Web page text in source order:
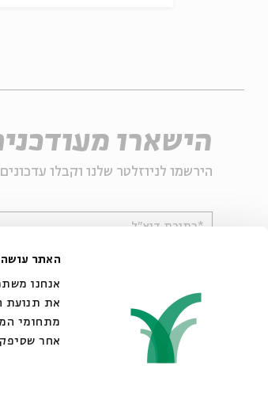
האתר עושה
את תנועת
מתחומי
אחר
הישארו
הירשמו לניוזלטר שלנו וקבלו
*כתובת דוא"ל